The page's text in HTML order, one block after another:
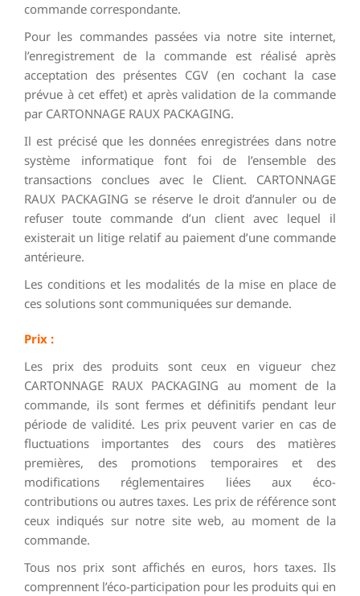
commande correspondante.
Pour les commandes passées via notre site internet,
l’enregistrement de la commande est réalisé après
acceptation des présentes CGV (en cochant la case
prévue à cet effet) et après validation de la commande
par CARTONNAGE RAUX PACKAGING.
Il est précisé que les données enregistrées dans notre
système informatique font foi de l’ensemble des
transactions conclues avec le Client. CARTONNAGE
RAUX PACKAGING se réserve le droit d’annuler ou de
refuser toute commande d’un client avec lequel il
existerait un litige relatif au paiement d’une commande
antérieure.
Les conditions et les modalités de la mise en place de
ces solutions sont communiquées sur demande.
Prix :
Les prix des produits sont ceux en vigueur chez
CARTONNAGE RAUX PACKAGING au moment de la
commande, ils sont fermes et définitifs pendant leur
période de validité. Les prix peuvent varier en cas de
fluctuations importantes des cours des matières
premières, des promotions temporaires et des
modifications réglementaires liées aux éco-
contributions ou autres taxes. Les prix de référence sont
ceux indiqués sur notre site web, au moment de la
commande.
Tous nos prix sont affichés en euros, hors taxes. Ils
comprennent l’éco-participation pour les produits qui en